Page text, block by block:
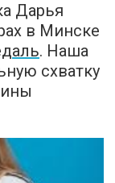
Дарья
в Минске
. Наша
схватку